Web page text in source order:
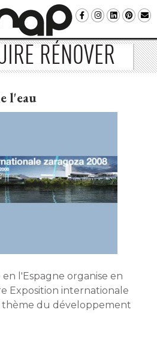
RÉNOVER
l'eau
en l'Espagne organise en
Exposition internationale
thème du développement